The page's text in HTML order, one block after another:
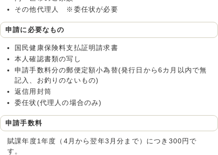
その他代理人 ※委任状が必要
申請に必要なもの
国民健康保険料支払証明請求書
本人確認書類の写し
申請手数料分の郵便定額小為替(発行日から6カ月以内で無
記入、お釣りのないもの)
返信用封筒
委任状(代理人の場合のみ)
申請手数料
賦課年度1年度（4月から翌年3月分まで）につき300円で
す。